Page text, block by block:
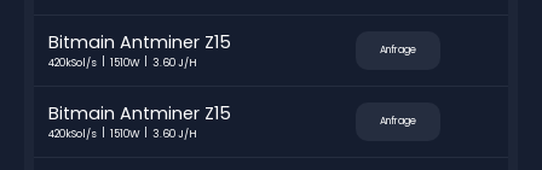
Bitmain Antminer Z15
420kSol/s 1510W 3.60 J/H
Anfrage
Bitmain Antminer Z15
420kSol/s 1510W 3.60 J/H
Anfrage